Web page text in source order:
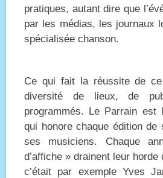
pratiques, autant dire que
par les médias, les journaux
spécialisée chanson.
Ce qui fait la réussite de
diversité de lieux, de
programmés. Le Parrain est
qui honore chaque édition de
ses musiciens. Chaque
d’affiche » drainent leur horde
c’était par exemple Yves